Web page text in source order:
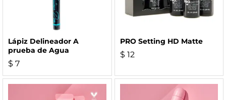
Lápiz Delineador A
prueba de Agua
$ 7
PRO Setting HD Matte
$ 12